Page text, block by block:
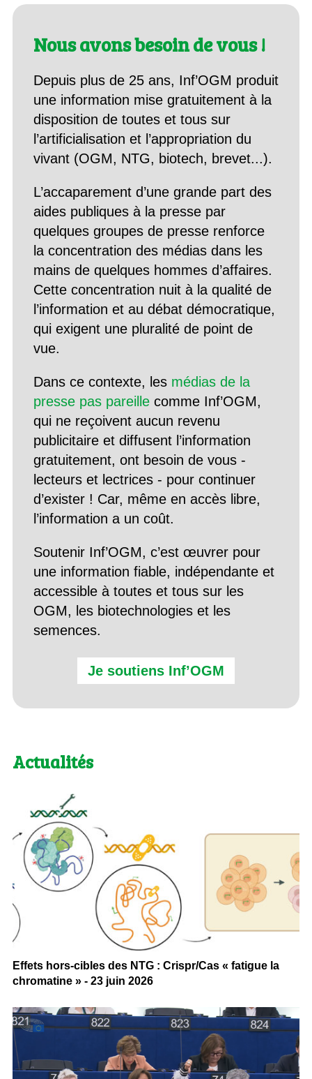
Nous avons besoin de vous !
Depuis plus de 25 ans, Inf’OGM produit
une information mise gratuitement à la
disposition de toutes et tous sur
l’artificialisation et l’appropriation du
vivant (OGM, NTG, biotech, brevet...).
L’accaparement d’une grande part des
aides publiques à la presse par
quelques groupes de presse renforce
la concentration des médias dans les
mains de quelques hommes d’affaires.
Cette concentration nuit à la qualité de
l’information et au débat démocratique,
qui exigent une pluralité de point de
vue.
Dans ce contexte, les médias de la
presse pas pareillecomme Inf’OGM,
qui ne reçoivent aucun revenu
publicitaire et diffusent l’information
gratuitement, ont besoin de vous -
lecteurs et lectrices - pour continuer
d’exister ! Car, même en accès libre,
l’information a un coût.
Soutenir Inf’OGM, c’est œuvrer pour
une information fiable, indépendante et
accessible à toutes et tous sur les
OGM, les biotechnologies et les
semences.
Je soutiens Inf’OGM
Actualités
Effets hors-cibles des NTG : Crispr/Cas « fatigue la
chromatine » - 23 juin 2026